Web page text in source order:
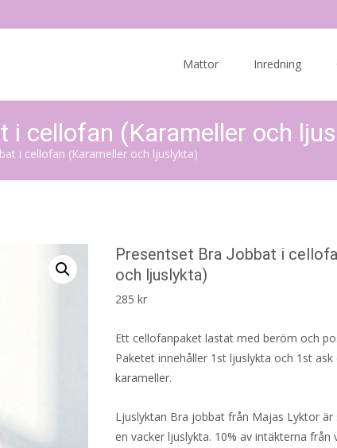
Mattor Inredning
i cellofan (Karameller och
i cellofan (Karameller och ljuslykta)
Presentset Bra Jobbat i
och ljuslykta)
285kr
Ett cellofanpaket lastat med beröm och
Paketet innehåller 1st ljuslykta och 1st ask
karameller.
Ljuslyktan Bra jobbat från Majas Lyktor är
en vacker ljuslykta. 10% av intäkterna från